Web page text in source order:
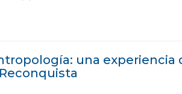
una experiencia